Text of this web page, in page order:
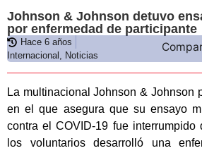
Johnson & Johnson detuvo
por enfermedad de participante
Hace 6 años
Internacional , Noticias
La multinacional Johnson & Johnson
en el que asegura que su ensayo
contra el COVID-19 fue
los voluntarios desarrolló una